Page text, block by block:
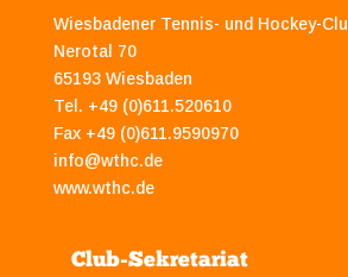
Wiesbadener Tennis- und Hockey-
Nerotal 70
65193 Wiesbaden
Tel. +49 (0)611.520610
Fax +49 (0)611.9590970
info@wthc.de
www.wthc.de
Club-Sekretariat